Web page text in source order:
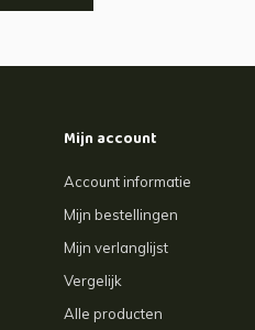
Mijn account
Account informatie
Mijn bestellingen
Mijn verlanglijst
Vergelijk
Alle producten